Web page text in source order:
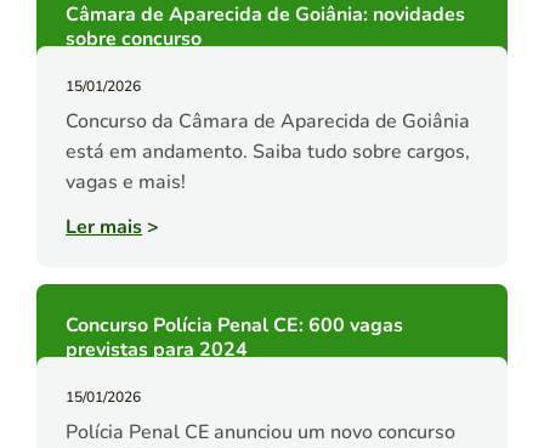
Câmara de Aparecida de Goiânia: novidades
sobre concurso
15/01/2026
Concurso da Câmara de Aparecida de Goiânia
está em andamento. Saiba tudo sobre cargos,
vagas e mais!
Ler mais>
Concurso Polícia Penal CE: 600 vagas
previstas para 2024
15/01/2026
Polícia Penal CE anunciou um novo concurso